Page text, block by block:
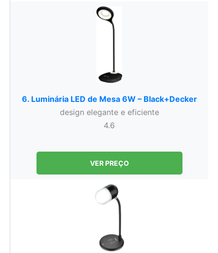
6. Luminária LED de Mesa 6W – Black+Decker
design elegante e eficiente
4.6
VER PREÇO